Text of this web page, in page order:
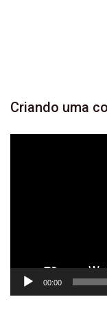
Criando uma
00:00